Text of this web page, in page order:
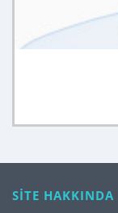
SİTE HAKKINDA